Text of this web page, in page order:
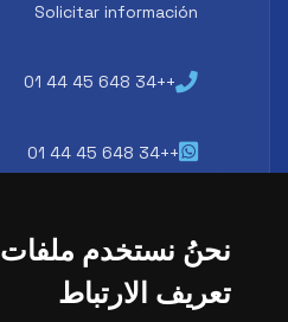
نحنُ نستخدم ملفات
تعريف الارتباط
Solicitar información
++34 648 45 44 01
++34 648 45 44 01